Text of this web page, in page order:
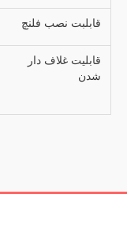
قابلبت نصب فلنچ
قابلیت غلاف دار
شدن